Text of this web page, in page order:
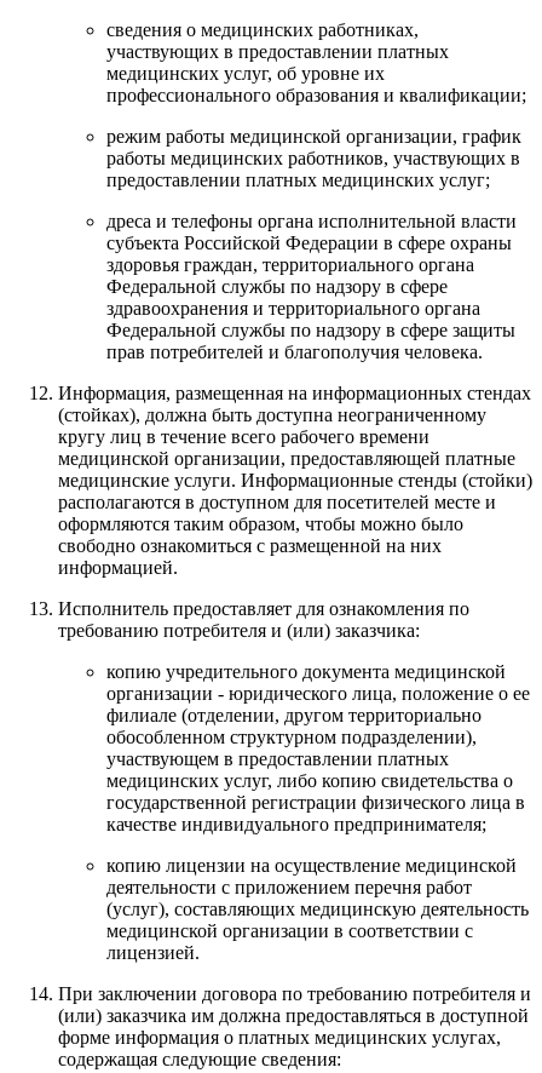
сведения о медицинских работниках,
участвующих в предоставлении платных
медицинских услуг, об уровне их
профессионального образования и квалификации;
режим работы медицинской организации, график
работы медицинских работников, участвующих в
предоставлении платных медицинских услуг;
дреса и телефоны органа исполнительной власти
субъекта Российской Федерации в сфере охраны
здоровья граждан, территориального органа
Федеральной службы по надзору в сфере
здравоохранения и территориального органа
Федеральной службы по надзору в сфере защиты
прав потребителей и благополучия человека.
Информация, размещенная на информационных стендах
(стойках), должна быть доступна неограниченному
кругу лиц в течение всего рабочего времени
медицинской организации, предоставляющей платные
медицинские услуги. Информационные стенды (стойки)
располагаются в доступном для посетителей месте и
оформляются таким образом, чтобы можно было
свободно ознакомиться с размещенной на них
информацией.
Исполнитель предоставляет для ознакомления по
требованию потребителя и (или) заказчика:
копию учредительного документа медицинской
организации - юридического лица, положение о ее
филиале (отделении, другом территориально
обособленном структурном подразделении),
участвующем в предоставлении платных
медицинских услуг, либо копию свидетельства о
государственной регистрации физического лица в
качестве индивидуального предпринимателя;
копию лицензии на осуществление медицинской
деятельности с приложением перечня работ
(услуг), составляющих медицинскую деятельность
медицинской организации в соответствии с
лицензией.
При заключении договора по требованию потребителя и
(или) заказчика им должна предоставляться в доступной
форме информация о платных медицинских услугах,
содержащая следующие сведения: